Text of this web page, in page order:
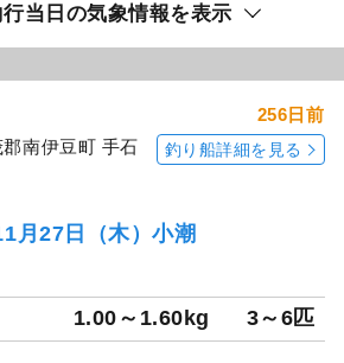
当日の気象情報を表示
南伊豆町 手石
256日前
釣り船詳細を見る
月27日（木）小潮
1.00～1.60kg 3～6匹